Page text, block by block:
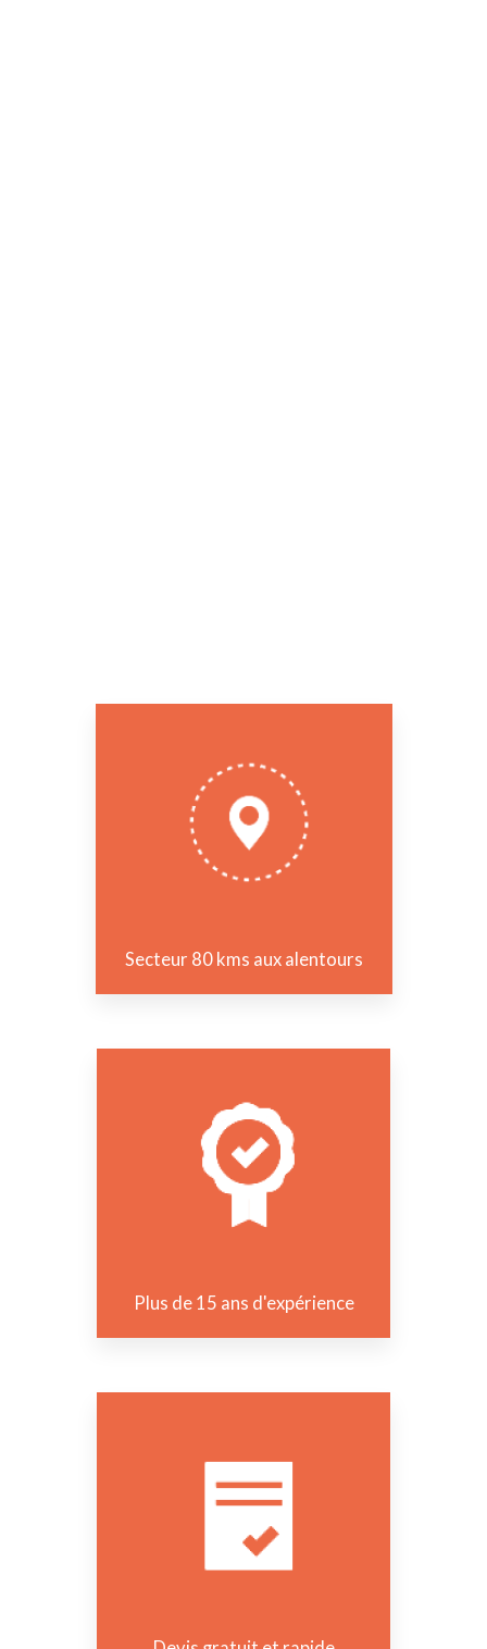
Secteur 80 kms aux alentours
Plus de 15 ans d'expérience